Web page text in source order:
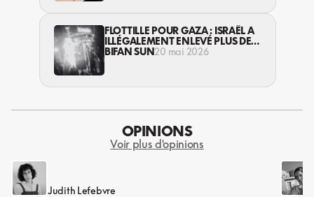
FLOTTILLE POUR GAZA : ISRAËL A
ILLÉGALEMENT ENLEVÉ PLUS DE
400 ACTIVISTES
BIFAN SUN20 mai 2026
OPINIONS
Voir plus d'opinions
Judith Lefebvre